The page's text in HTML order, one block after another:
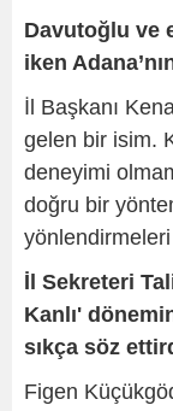
Davutoğlu ve
iken
İl Başkanı
gelen bir isim.
deneyimi
doğru bir
İl Sekreteri
Kanlı'
sıkça söz
Figen